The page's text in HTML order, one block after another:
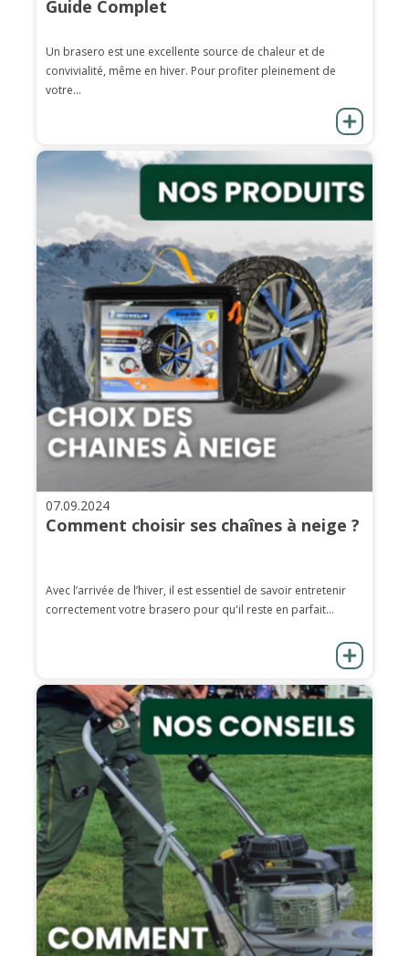
Guide Complet
Un brasero est une excellente source de chaleur et de
convivialité, même en hiver. Pour profiter pleinement de
votre...
07.09.2024
Comment choisir ses chaînes à neige ?
Avec l’arrivée de l’hiver, il est essentiel de savoir entretenir
correctement votre brasero pour qu'il reste en parfait...